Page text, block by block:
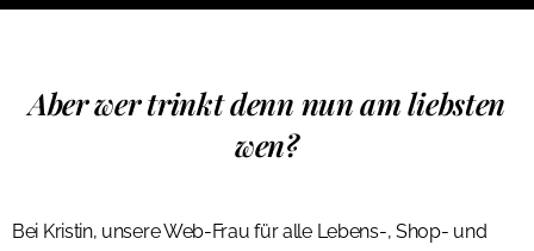
Aber wer trinkt denn nun am liebsten
wen?
Bei Kristin, unsere Web-Frau für alle Lebens-, Shop- und